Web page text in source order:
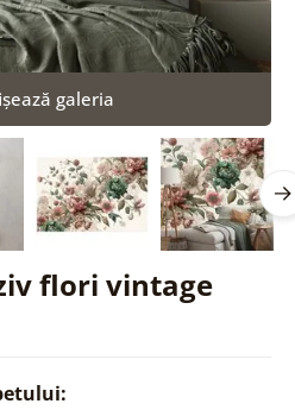
flori vintage
galeria